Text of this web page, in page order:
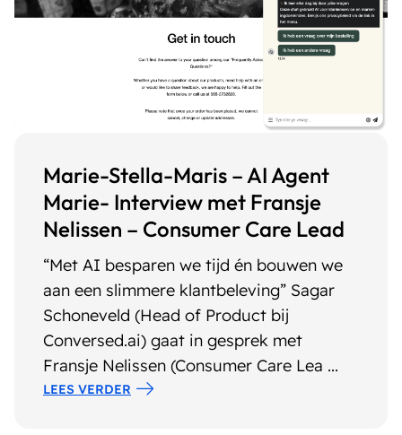
Marie-Stella-Maris – AI Agent
Marie- Interview met Fransje
Nelissen – Consumer Care Lead
“Met AI besparen we tijd én bouwen we
aan een slimmere klantbeleving” Sagar
Schoneveld (Head of Product bij
Conversed.ai) gaat in gesprek met
Fransje Nelissen (Consumer Care Lea ...
LEES VERDER